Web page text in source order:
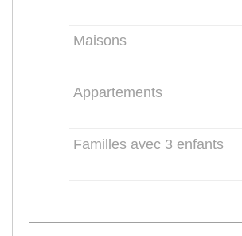
Maisons
Appartements
Familles avec 3 enfants